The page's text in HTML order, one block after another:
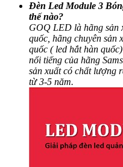
Đèn Led Module 3
thế nào?
GOQ LED là hãng sản
quốc, hãng chuyên sản
quốc ( led hắt hàn
nổi tiếng của hãng
sản xuất có chất lượng
từ 3-5 năm.